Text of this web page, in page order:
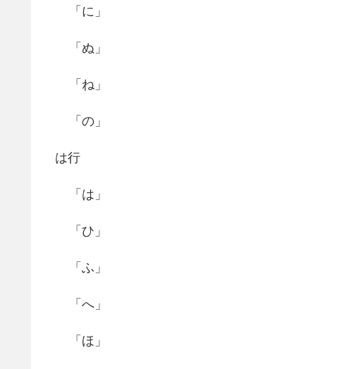
「に」
「ぬ」
「ね」
「の」
は行
「は」
「ひ」
「ふ」
「へ」
「ほ」